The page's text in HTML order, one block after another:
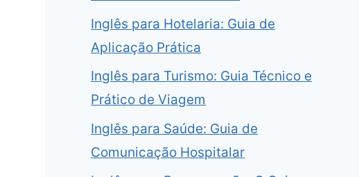
Inglês para Hotelaria: Guia de
Aplicação Prática
Inglês para Turismo: Guia Técnico e
Prático de Viagem
Inglês para Saúde: Guia de
Comunicação Hospitalar